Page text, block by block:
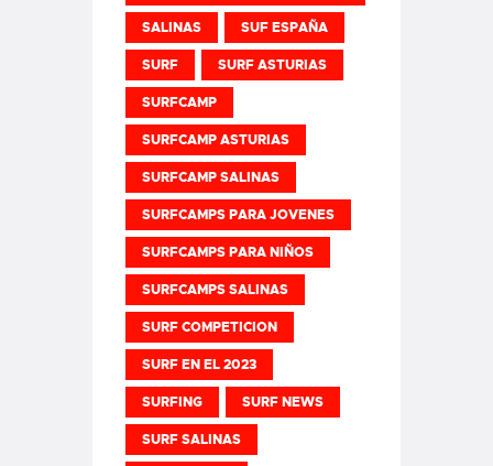
SALINAS SUF ESPAÑA
SURF SURF ASTURIAS
SURFCAMP
SURFCAMP ASTURIAS
SURFCAMP SALINAS
SURFCAMPS PARA JOVENES
SURFCAMPS PARA NIÑOS
SURFCAMPS SALINAS
SURF COMPETICION
SURF EN EL 2023
SURFING SURF NEWS
SURF SALINAS